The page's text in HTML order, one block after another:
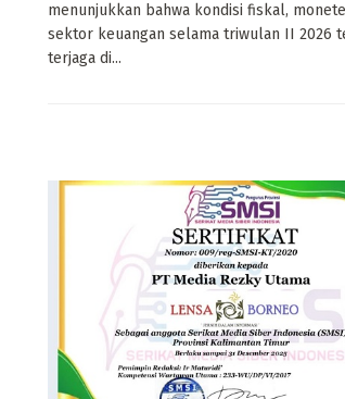
menunjukkan bahwa kondisi fiskal,
sektor keuangan selama triwulan II 2026
terjaga di...